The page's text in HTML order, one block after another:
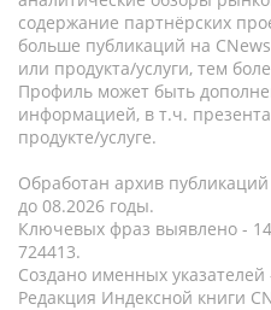
содержание партнёрских
больше публикаций на
или продукта/услуги, тем
Профиль может быть
информацией, в т.ч.
продукте/услуге.
Обработан архив
до 08.2026 годы.
Ключевых фраз выявлено -
724413.
Создано именных указателей
Редакция Индексной книги